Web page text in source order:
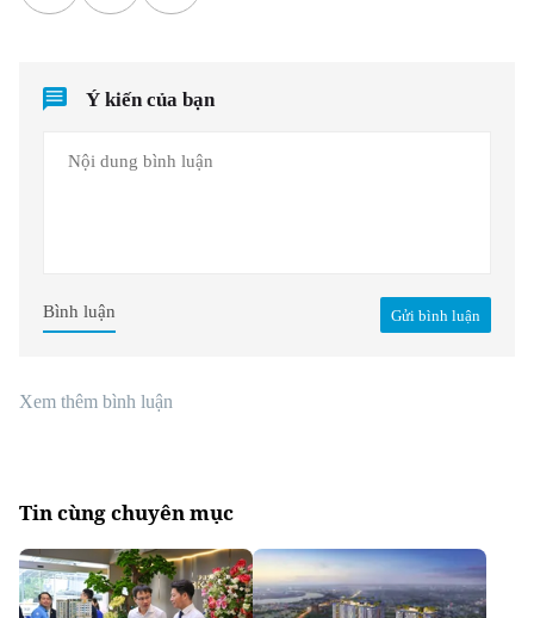
Ý kiến của bạn
Gửi bình luận
Bình luận
Xem thêm bình luận
Tin cùng chuyên mục